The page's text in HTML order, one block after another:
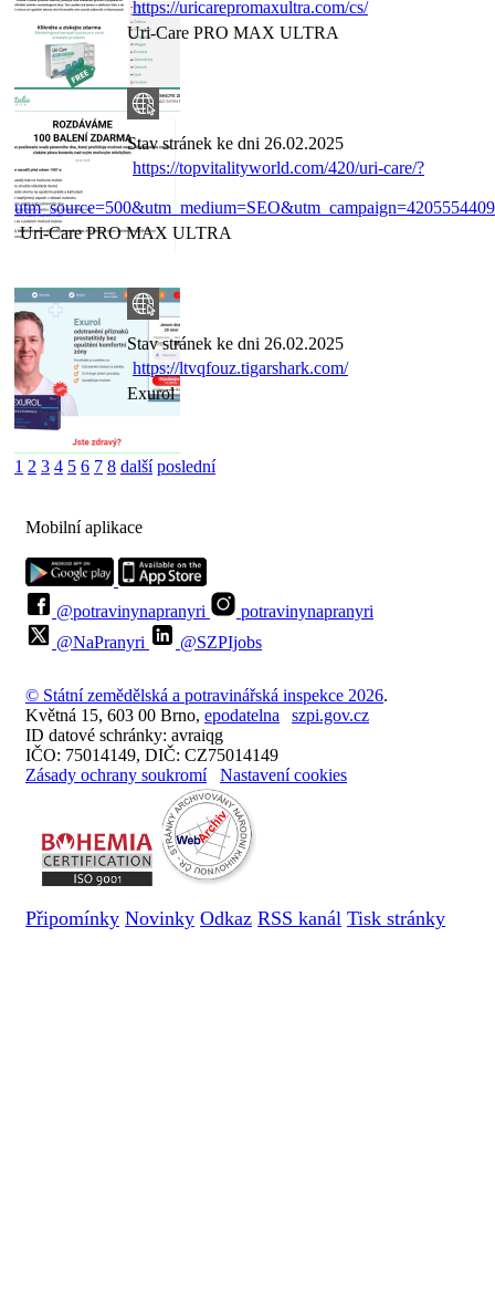
https://uricarepromaxultra.com/cs/
Uri-Care PRO MAX ULTRA
Stav stránek ke dni 26.02.2025
https://topvitalityworld.com/420/uri-care/?
Uri-Care PRO MAX ULTRA
Stav stránek ke dni 26.02.2025
https://ltvqfouz.tigarshark.com/
Exurol
1 2 3 4 5 6 7 8 další poslední
Mobilní aplikace
@potravinynapranyri
potravinynapranyri
@NaPranyri
@SZPIjobs
© Státní zemědělská a potravinářská inspekce 2026.
Květná 15, 603 00 Brno, epodatelna
szpi.gov.cz
ID datové schránky: avraiqg
IČO: 75014149, DIČ: CZ75014149
Zásady ochrany soukromí
Nastavení cookies
Připomínky Novinky Odkaz RSS kanál Tisk stránky